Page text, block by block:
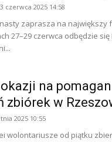
3 czerwca 2025 14:58
zaprasza na największy
27–29 czerwca odbędzie
na
zbiórek w
2025 10:55
wolontariusze od piątku